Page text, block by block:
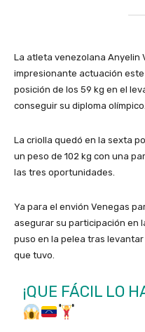
La atleta venezolana Anyelin
impresionante actuación
posición de los 59 kg en el
conseguir su diploma olímpico.
La criolla quedó en la sexta
un peso de 102 kg con una
las tres oportunidades.
Ya para el envión Venegas
asegurar su participación en
puso en la pelea tras
que tuvo.
¡QUE FÁCIL LO